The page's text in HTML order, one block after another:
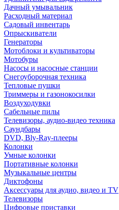
Дачный умывальник
Расходный материал
Садовый инвентарь
Опрыскиватели
Генераторы
Мотоблоки и культиваторы
Мотобуры
Насосы и насосные станции
Снегоуборочная техника
Тепловые пушки
Триммеры и газонокосилки
Воздуходувки
Сабельные пилы
Телевизоры, аудио-видео техника
Саундбары
DVD, Bly-Ray-плееры
Колонки
Умные колонки
Портативные колонки
Музыкальные центры
Диктофоны
Аксессуары для аудио, видео и TV
Телевизоры
Цифровые приставки